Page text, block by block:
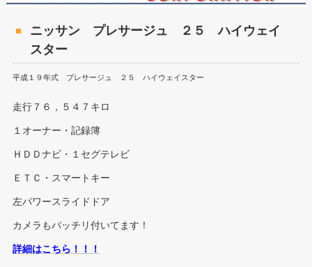
ニッサン プレサージュ ２５ ハイウェイ
スター
平成１９年式 プレサージュ ２５ ハイウェイスター
走行７６，５４７キロ
１オーナー・記録簿
ＨＤＤナビ・１セグテレビ
ＥＴＣ・スマートキー
左パワースライドドア
カメラもバッチリ付いてます！
詳細はこちら！！！